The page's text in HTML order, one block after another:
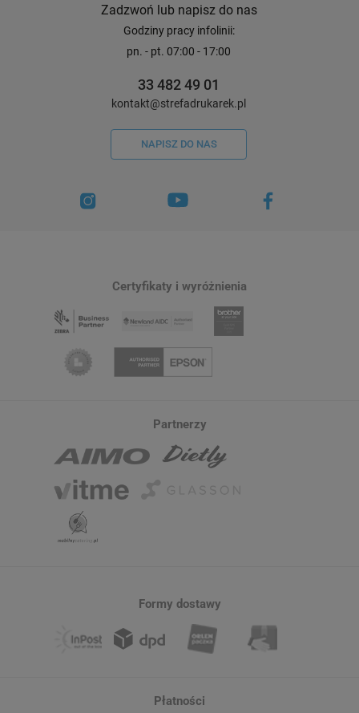
Zadzwoń lub napisz do nas
Godziny pracy infolinii:
pn. - pt. 07:00 - 17:00
33 482 49 01
kontakt@strefadrukarek.pl
NAPISZ DO NAS
Certyfikaty i wyróżnienia
Partnerzy
Formy dostawy
Płatności